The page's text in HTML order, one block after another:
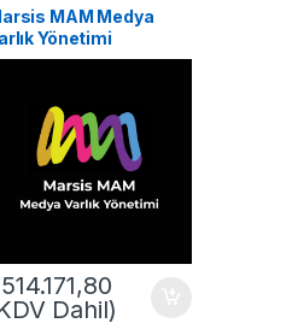
MAM Medya
Yönetimi
514.171,80
Dahil)